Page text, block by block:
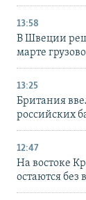
13:58
В Швеции
марте
13:25
Британия
российских
12:47
На востоке
остаются